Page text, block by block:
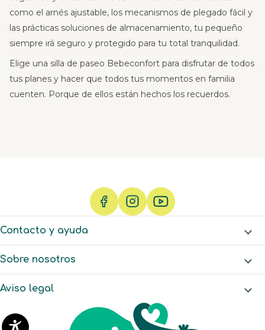
como el arnés ajustable, los mecanismos de plegado fácil y
las prácticas soluciones de almacenamiento, tu pequeño
siempre irá seguro y protegido para tu total tranquilidad.
Elige una silla de paseo Bebeconfort para disfrutar de todos
tus planes y hacer que todos tus momentos en familia
cuenten. Porque de ellos están hechos los recuerdos.
Contacto y ayuda
Sobre nosotros
Aviso legal